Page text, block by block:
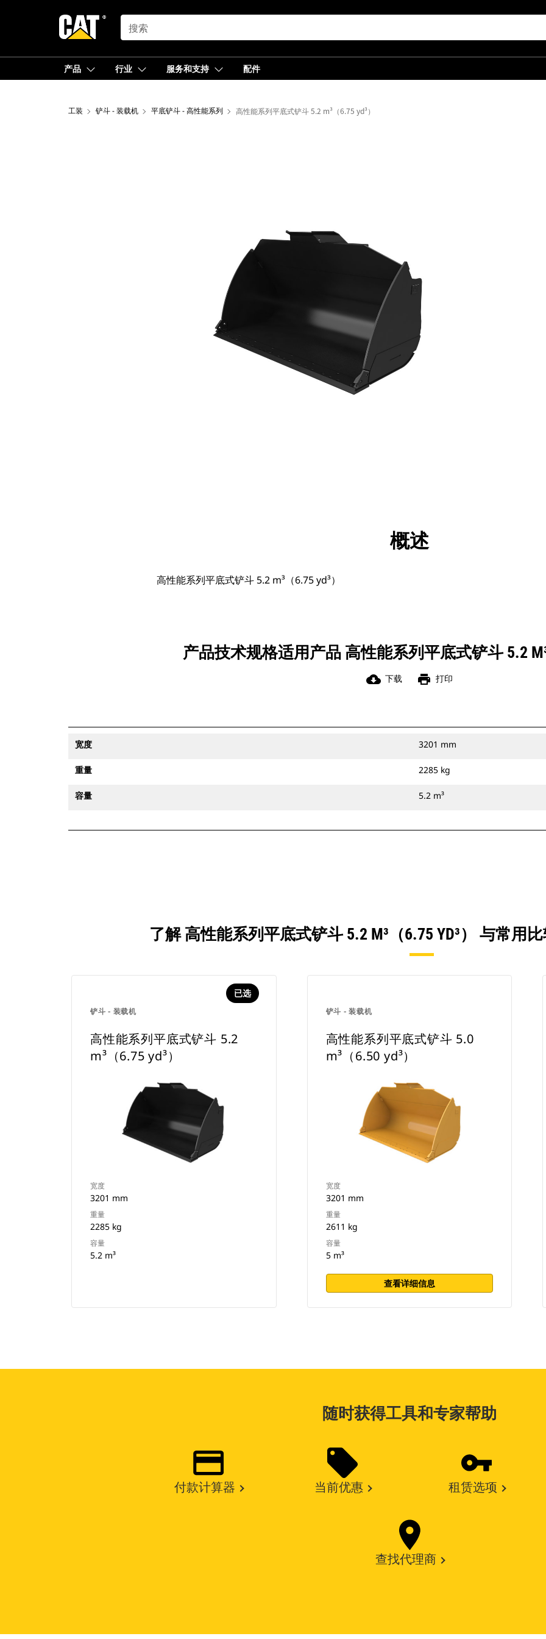
SEARCH
产品 行业 服务和支持 配件
工装 铲斗 - 装载机 平底铲斗 - 高性能系列 高性能系列平底式铲斗 5.2 m³（6.75 yd³）
展示
概述
高性能系列平底式铲斗 5.2 m³（6.75 yd³）
产品技术规格适用产品 高性能系列平底式铲斗 5.2 M³
cloud_download 下载 print 打印
宽度 3201 mm
重量 2285 kg
容量 5.2 m³
了解 高性能系列平底式铲斗 5.2 M³（6.75 YD³） 与常用
铲斗 - 装载机
已选
高性能系列平底式铲斗 5.2
m³（6.75 yd³）
宽度
3201 mm
重量
2285 kg
容量
5.2 m³
铲斗 - 装载机
高性能系列平底式铲斗 5.0
m³（6.50 yd³）
宽度
3201 mm
重量
2611 kg
容量
5 m³
查看详细信息
随时获得工具和专家帮助
付款计算器 当前优惠 租赁选项
查找代理商